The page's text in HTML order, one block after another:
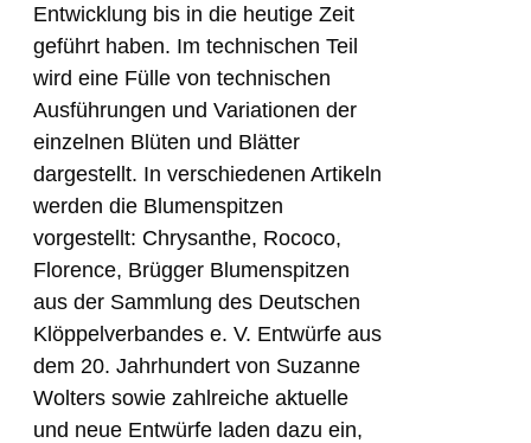
Entwicklung bis in die heutige Zeit
geführt haben. Im technischen Teil
wird eine Fülle von technischen
Ausführungen und Variationen der
einzelnen Blüten und Blätter
dargestellt. In verschiedenen Artikeln
werden die Blumenspitzen
vorgestellt: Chrysanthe, Rococo,
Florence, Brügger Blumenspitzen
aus der Sammlung des Deutschen
Klöppelverbandes e. V. Entwürfe aus
dem 20. Jahrhundert von Suzanne
Wolters sowie zahlreiche aktuelle
und neue Entwürfe laden dazu ein,